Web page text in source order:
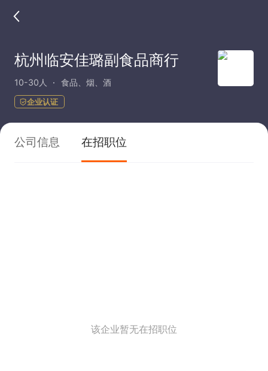
杭州临安佳璐副食品商行
10-30人 食品、烟、酒
企业认证
公司信息 在招职位
该企业暂无在招职位